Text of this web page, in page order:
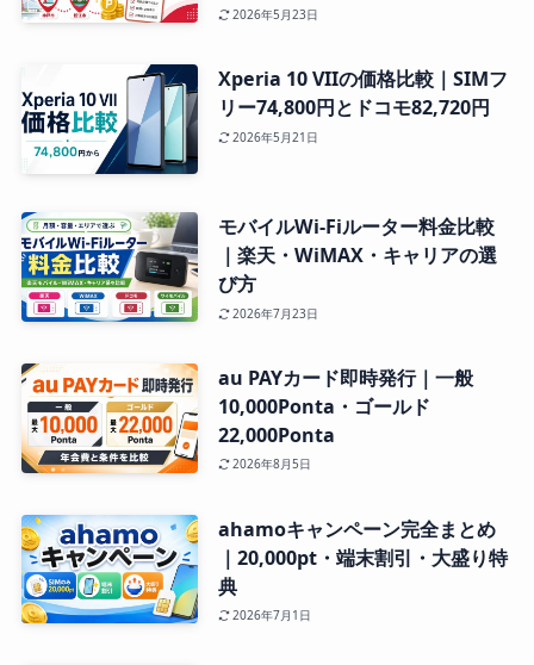
2026年5月23日
Xperia 10 VIIの価格比較｜SIMフ
リー74,800円とドコモ82,720円
2026年5月21日
モバイルWi-Fiルーター料金比較
｜楽天・WiMAX・キャリアの選
び方
2026年7月23日
au PAYカード即時発行｜一般
10,000Ponta・ゴールド
22,000Ponta
2026年8月5日
ahamoキャンペーン完全まとめ
｜20,000pt・端末割引・大盛り特
典
2026年7月1日